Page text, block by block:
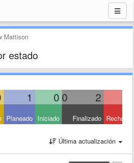
Mattison
estado
1 0 0 2
Planeado Iniciado Finalizado
Última actualización